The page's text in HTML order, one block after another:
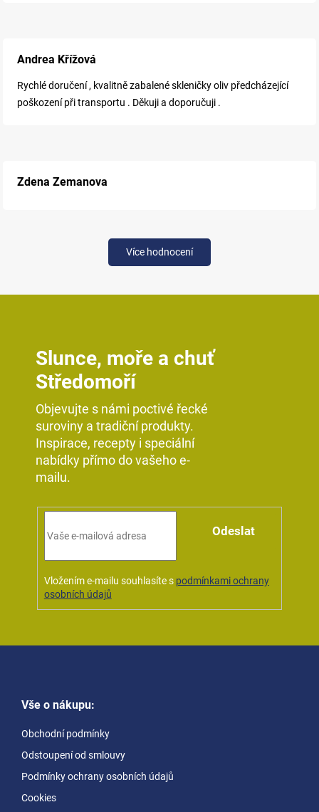
Andrea Křížová
Rychlé doručení , kvalitně zabalené skleničky oliv předcházející
poškození při transportu . Děkuji a doporučuji .
Zdena Zemanova
Více hodnocení
Slunce, moře a chuť
Středomoří
Objevujte s námi poctivé řecké
suroviny a tradiční produkty.
Inspirace, recepty i speciální
nabídky přímo do vašeho e-
mailu.
Vložením e-mailu souhlasíte s podmínkami ochrany
osobních údajů
Odeslat
Vše o nákupu:
Obchodní podmínky
Odstoupení od smlouvy
Podmínky ochrany osobních údajů
Cookies